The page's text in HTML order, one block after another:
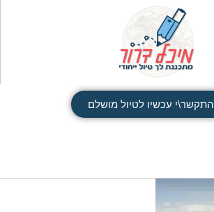
התקשר\י עכשיו לטיול מושלם